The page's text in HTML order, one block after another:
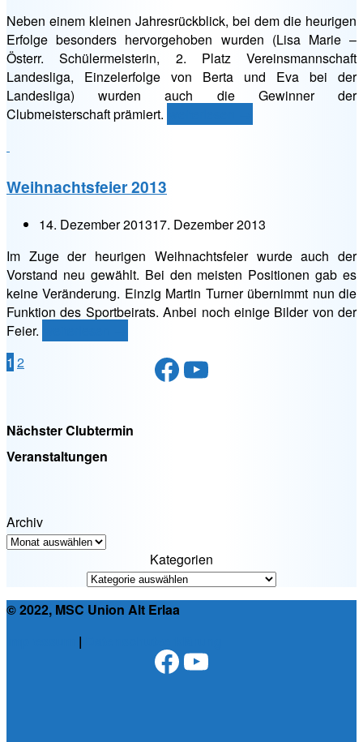
Neben einem kleinen Jahresrückblick, bei dem die heurigen
Erfolge besonders hervorgehoben wurden (Lisa Marie –
Österr. Schülermeisterin, 2. Platz Vereinsmannschaft
Landesliga, Einzelerfolge von Berta und Eva bei der
Landesliga) wurden auch die Gewinner der
Clubmeisterschaft prämiert.
Weihnachtsfeier 2013
14. Dezember 201317. Dezember 2013
Im Zuge der heurigen Weihnachtsfeier wurde auch der
Vorstand neu gewählt. Bei den meisten Positionen gab es
keine Veränderung. Einzig Martin Turner übernimmt nun die
Funktion des Sportbeirats. Anbei noch einige Bilder von der
Feier.
Seitennummerierung
Beiträge
1 2 Facebook
YouTube
Nächster Clubtermin
Veranstaltungen
Archiv
Kategorien
© 2022, MSC Union Alt Erlaa
| Facebook
YouTube